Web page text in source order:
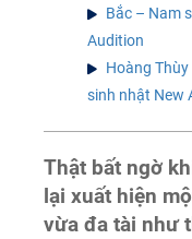
Bắc – Nam
Audition
Hoàng
sinh nhật New
Thật bất ngờ
lại xuất hiện
vừa đa tài như